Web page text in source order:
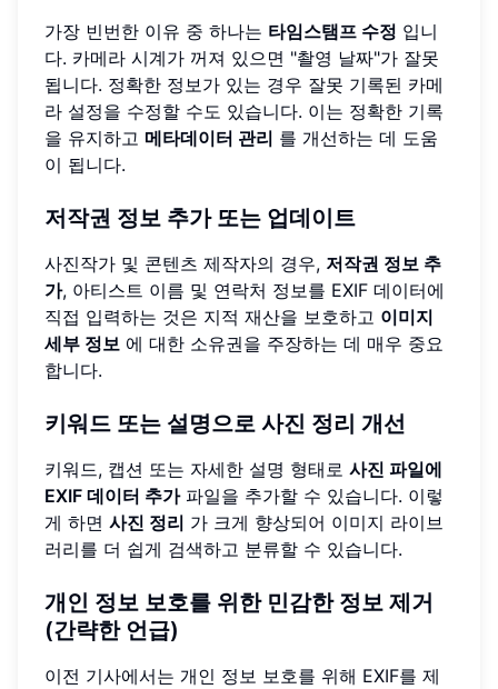
가장 빈번한 이유 중 하나는 타임스탬프 수정 입니
다. 카메라 시계가 꺼져 있으면 "촬영 날짜"가 잘못
됩니다. 정확한 정보가 있는 경우 잘못 기록된 카메
라 설정을 수정할 수도 있습니다. 이는 정확한 기록
을 유지하고 메타데이터 관리 를 개선하는 데 도움
이 됩니다.
저작권 정보 추가 또는 업데이트
사진작가 및 콘텐츠 제작자의 경우, 저작권 정보 추
가, 아티스트 이름 및 연락처 정보를 EXIF 데이터에
직접 입력하는 것은 지적 재산을 보호하고 이미지
세부 정보 에 대한 소유권을 주장하는 데 매우 중요
합니다.
키워드 또는 설명으로 사진 정리 개선
키워드, 캡션 또는 자세한 설명 형태로 사진 파일에
EXIF 데이터 추가파일을 추가할 수 있습니다. 이렇
게 하면 사진 정리 가 크게 향상되어 이미지 라이브
러리를 더 쉽게 검색하고 분류할 수 있습니다.
개인 정보 보호를 위한 민감한 정보 제거
(간략한 언급)
이전 기사에서는 개인 정보 보호를 위해 EXIF를 제